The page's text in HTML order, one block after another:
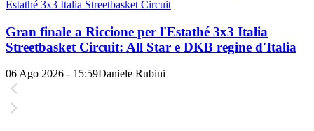
Estathé 3x3 Italia Streetbasket Circuit
Gran finale a Riccione per l'Estathé 3x3 Italia
Streetbasket Circuit: All Star e DKB regine d'Italia
06 Ago 2026 - 15:59Daniele Rubini